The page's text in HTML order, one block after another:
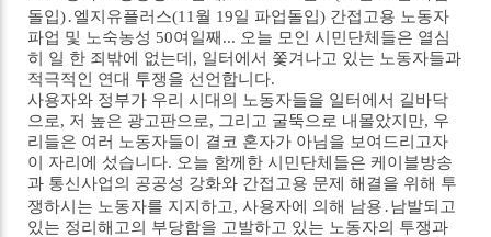
돌입)․엘지유플러스(11월 19일 파업돌입) 간접고용 노동자
파업 및 노숙농성 50여일째... 오늘 모인 시민단체들은 열심
히 일 한 죄밖에 없는데, 일터에서 쫓겨나고 있는 노동자들과
적극적인 연대 투쟁을 선언합니다.
사용자와 정부가 우리 시대의 노동자들을 일터에서 길바닥
으로, 저 높은 광고판으로, 그리고 굴뚝으로 내몰았지만, 우
리들은 여러 노동자들이 결코 혼자가 아님을 보여드리고자
이 자리에 섰습니다. 오늘 함께한 시민단체들은 케이블방송
과 통신사업의 공공성 강화와 간접고용 문제 해결을 위해 투
쟁하시는 노동자를 지지하고, 사용자에 의해 남용․남발되고
있는 정리해고의 부당함을 고발하고 있는 노동자의 투쟁과